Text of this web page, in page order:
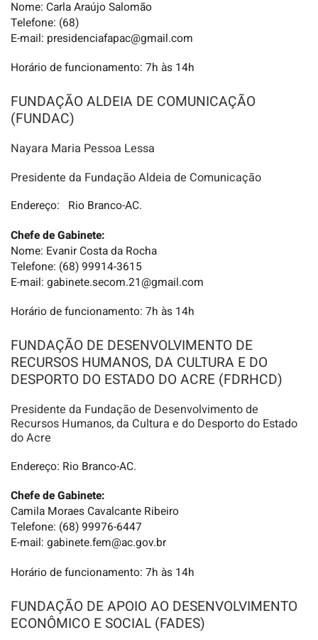
Nome: Carla Araújo Salomão
Telefone: (68)
E-mail: presidenciafapac@gmail.com
Horário de funcionamento: 7h às 14h
FUNDAÇÃO ALDEIA DE COMUNICAÇÃO
(FUNDAC)
Nayara Maria Pessoa Lessa
Presidente da Fundação Aldeia de Comunicação
Endereço: Rio Branco-AC.
Chefe de Gabinete:
Nome: Evanir Costa da Rocha
Telefone: (68) 99914-3615
E-mail: gabinete.secom.21@gmail.com
Horário de funcionamento: 7h às 14h
FUNDAÇÃO DE DESENVOLVIMENTO DE
RECURSOS HUMANOS, DA CULTURA E DO
DESPORTO DO ESTADO DO ACRE (FDRHCD)
Presidente da Fundação de Desenvolvimento de
Recursos Humanos, da Cultura e do Desporto do Estado
do Acre
Endereço: Rio Branco-AC.
Chefe de Gabinete:
Camila Moraes Cavalcante Ribeiro
Telefone: (68) 99976-6447
E-mail: gabinete.fem@ac.gov.br
Horário de funcionamento: 7h às 14h
FUNDAÇÃO DE APOIO AO DESENVOLVIMENTO
ECONÔMICO E SOCIAL (FADES)